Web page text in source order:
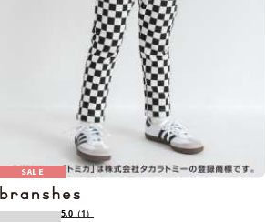
SALE
5.0 （1）